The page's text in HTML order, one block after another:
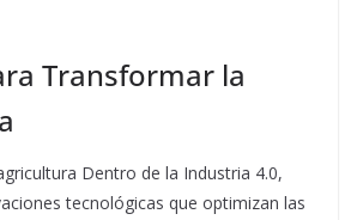
Transformar la
Dentro de la Industria 4.0,
tecnológicas que optimizan las